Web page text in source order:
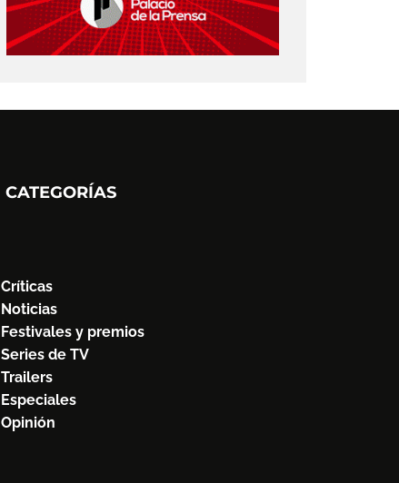
CATEGORÍAS
Críticas
Noticias
Festivales y premios
Series de TV
Trailers
Especiales
Opinión